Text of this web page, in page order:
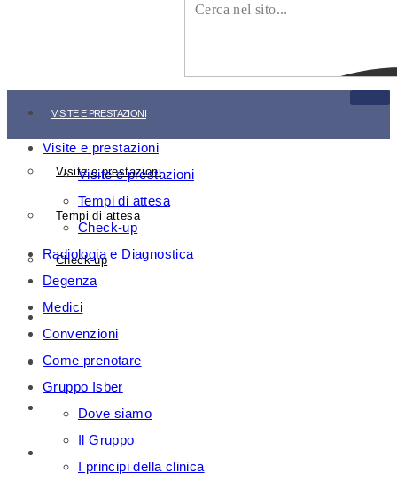
VISITE E PRESTAZIONI
Visite e prestazioni
Tempi di attesa
Check-up
DEGENZA
MEDICI
Visite e prestazioni
Visite e prestazioni
Tempi di attesa
Check-up
Radiologia e Diagnostica
Degenza
Medici
Convenzioni
Come prenotare
Gruppo Isber
Dove siamo
Il Gruppo
I principi della clinica